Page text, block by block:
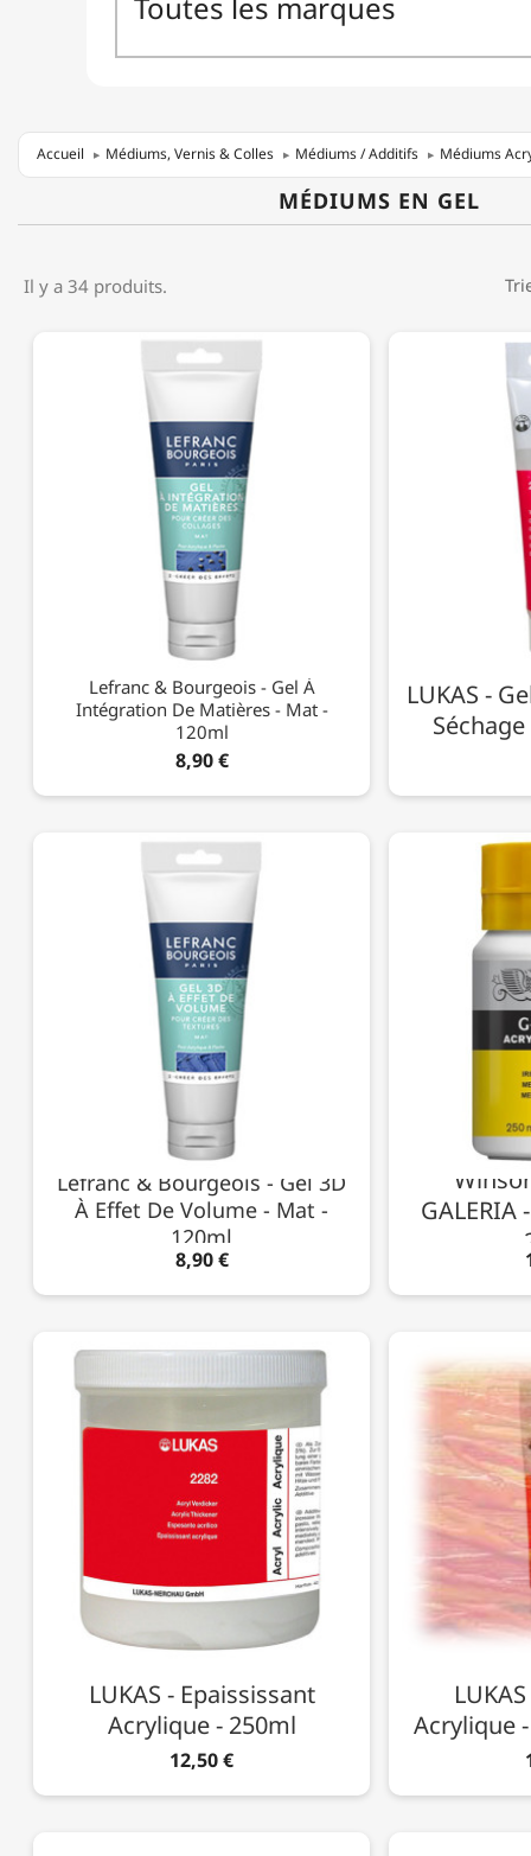
Accueil Médiums, Vernis & Colles Médiums / Additifs Médiums
MÉDIUMS EN GEL
Il y a 34 produits.
Lefranc & Bourgeois - Gel À
Intégration De Matières - Mat -
120ml
8,90 €
LUKAS -
Lefranc & Bourgeois - Gel 3D
À Effet De Volume - Mat -
120ml
8,90 €
LUKAS - Epaississant
Acrylique - 250ml
12,50 €
Acrylique